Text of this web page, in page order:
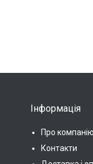
Інформація
Про компанію
Контакти